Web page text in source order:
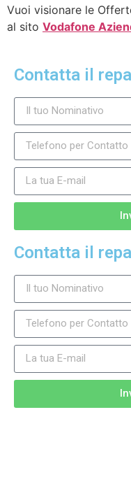
Vuoi visionare le
al sito Vodafone
Contatta il
Contatta il